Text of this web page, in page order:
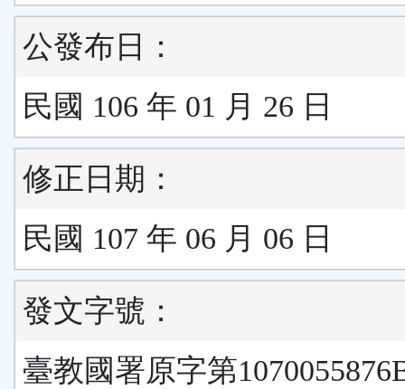
公發布日：
民國 106 年 01 月 26 日
修正日期：
民國 107 年 06 月 06 日
發文字號：
臺教國署原字第